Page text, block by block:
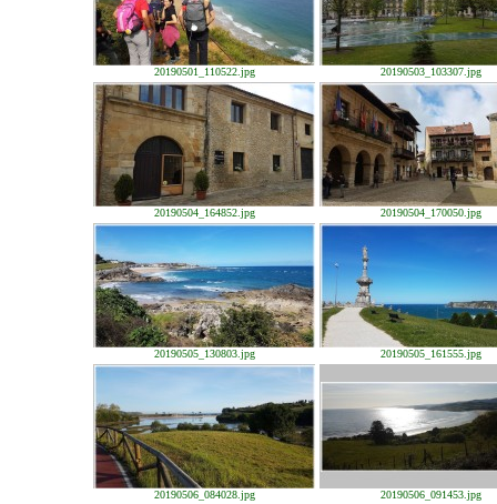
20190501_110522.jpg 20190503_103307.jpg
20190504_164852.jpg 20190504_170050.jpg
20190505_130803.jpg 20190505_161555.jpg
20190506_084028.jpg 20190506_091453.jpg